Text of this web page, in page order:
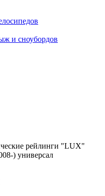
и сноубордов
рейлинги "LUX"
) универсал